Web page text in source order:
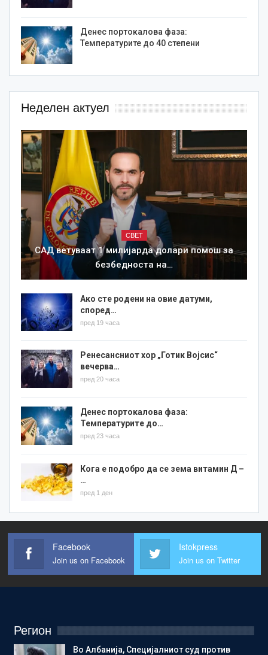
Денес портокалова фаза:
Температурите до 40 степени
Неделен актуел
СВЕТ
САД ветуваат 1 милијарда долари помош за
безбедноста на…
Ако сте родени на овие датуми,
според…
пред 19 часа
Ренесансниот хор „Готик Војсис“
вечерва…
пред 20 часа
Денес портокалова фаза:
Температурите до…
пред 23 часа
Кога е подобро да се зема витамин Д –
…
пред 1 ден
Facebook
Join us on Facebook
Istokpress
Join us on Twitter
Регион
Во Албанија, Специјалниот суд против